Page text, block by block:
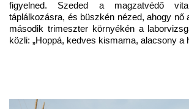
figyelned. Szeded a magzatvédő
táplálkozásra, és büszkén nézed, ahogy nő
második trimeszter környékén a
közli: „Hoppá, kedves kismama, alacsony a